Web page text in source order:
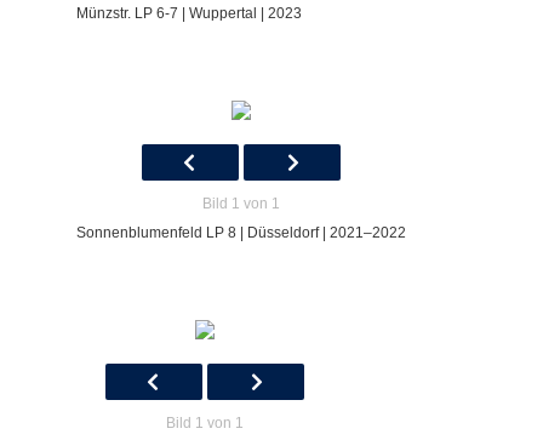
Münzstr. LP 6-7 | Wuppertal | 2023
Bild 1 von 1
Sonnenblumenfeld LP 8 | Düsseldorf | 2021–2022
Bild 1 von 1